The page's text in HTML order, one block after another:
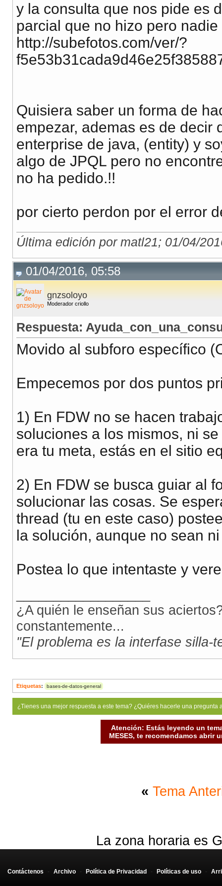
y la consulta que nos pide es
parcial que no hizo pero
http://subefotos.com/ver/?
Quisiera saber un forma de
empezar, ademas es de decir
enterprise de java, (entity) y
algo de JPQL pero no
no ha pedido.!!
por cierto perdon por el error
Última edición por matl21; 01/04/
01/04/2016, 05:58
gnzsoloyo
Moderador criollo
Respuesta:
Movido al subforo específico
Empecemos por dos puntos
1) En FDW no se hacen
soluciones a los mismos, ni
era tu meta, estás en el sitio
2) En FDW se busca guiar al
solucionar las cosas. Se
thread (tu en este caso)
la solución, aunque no sean
Postea lo que intentaste y
¿A quién le enseñan sus
constantemente...
"El problema es la interfase silla-
Etiquetas: bases-de-datos-general
¿Tienes una mejor respuesta a este tema? ¿Quiéres hacerle una
Atención: Estás leyendo un
MESES, te recomendamos abrir
« Tema
La zona horaria es
Contáctenos - Archivo - Política de Privacidad - Políticas de uso -